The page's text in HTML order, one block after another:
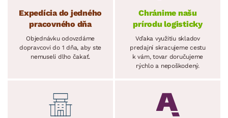
Expedícia do jedného
pracovného dňa
Objednávku odovzdáme
dopravcovi do 1 dňa, aby ste
nemuseli dlho čakať.
Chránime našu
prírodu logisticky
Vďaka využitiu skladov
predajní skracujeme cestu
k vám, tovar doručujeme
rýchlo a nepoškodený.